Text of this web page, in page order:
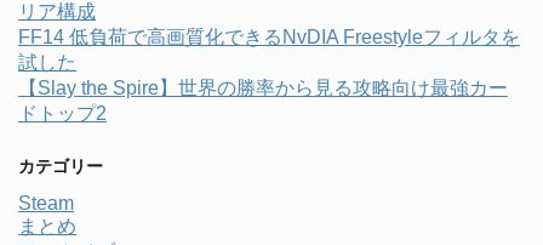
リア構成
FF14 低負荷で高画質化できるNvDIA Freestyleフィルタを
試した
【Slay the Spire】世界の勝率から見る攻略向け最強カー
ドトップ2
カテゴリー
Steam
まとめ